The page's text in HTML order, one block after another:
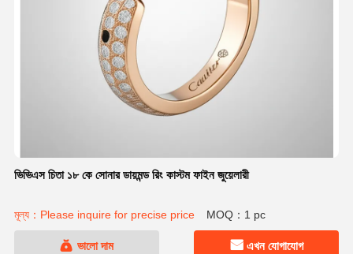
ভিভিএস চিতা ১৮ কে সোনার ডায়মন্ড রিং কাস্টম ফাইন জুয়েলারী
মূল্য：Please inquire for precise price MOQ：1 pc
ভালো দাম এখন যোগাযোগ